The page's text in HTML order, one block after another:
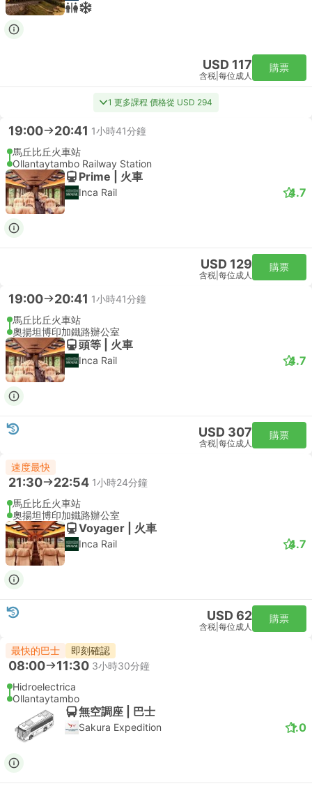
USD 117
含税 每位成人
購票
1 更多課程 價格從 USD 294
19:00 20:41 1小時41分鐘
馬丘比丘火車站
Ollantaytambo Railway Station
Prime | 火車
Inca Rail 4.7
USD 129
含税 每位成人
購票
19:00 20:41 1小時41分鐘
馬丘比丘火車站
奧揚坦博印加鐵路辦公室
頭等 | 火車
Inca Rail 4.7
USD 307
含税 每位成人
購票
速度最快
21:30 22:54 1小時24分鐘
馬丘比丘火車站
奧揚坦博印加鐵路辦公室
Voyager | 火車
Inca Rail 4.7
USD 62
含税 每位成人
購票
最快的巴士 即刻確認
08:00 11:30 3小時30分鐘
Hidroelectrica
Ollantaytambo
無空調座 | 巴士
Sakura Expedition 1.0